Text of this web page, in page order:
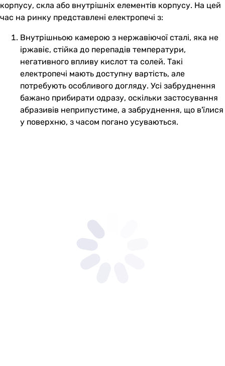
корпусу, скла або внутрішніх елементів корпусу. На цей
час на ринку представлені електропечі з:
Внутрішньою камерою з нержавіючої сталі, яка не
іржавіє, стійка до перепадів температури,
негативного впливу кислот та солей. Такі
електропечі мають доступну вартість, але
потребують особливого догляду. Усі забруднення
бажано прибирати одразу, оскільки застосування
абразивів неприпустиме, а забруднення, що в'їлися
у поверхню, з часом погано усуваються.